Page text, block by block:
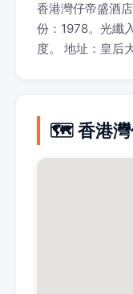
香港灣仔帝盛酒
份：1978。光纖
度。 地址：皇后
🗺️ 香港灣